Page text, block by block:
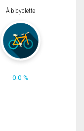
À bicyclette
0.0 %